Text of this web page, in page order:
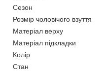
Сезон
Розмір чоловічого взуття
Матеріал верху
Матеріал підкладки
Колір
Стан